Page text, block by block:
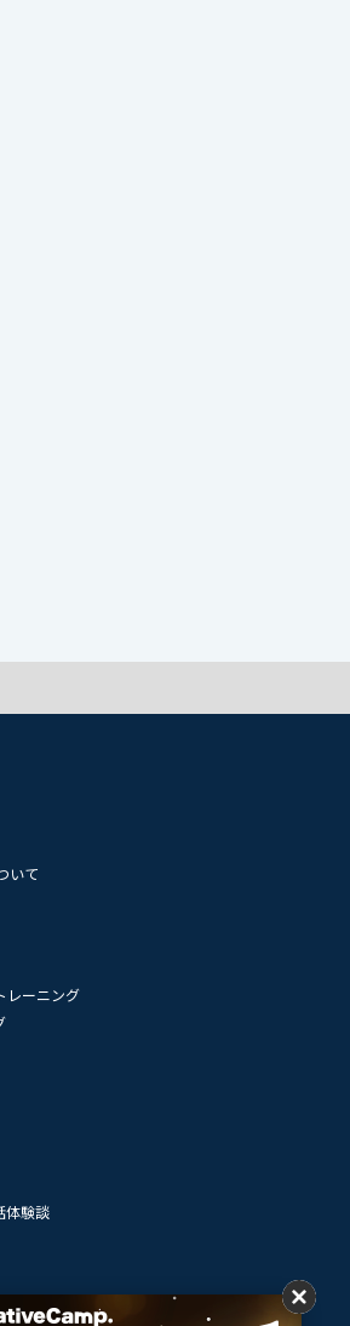
いて
レーニング
体験談
私達のビジョン